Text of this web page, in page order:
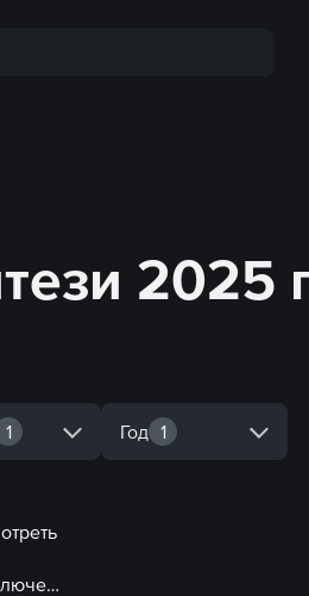
2025
1 Год 1
Не может быть! или приключения Забавы